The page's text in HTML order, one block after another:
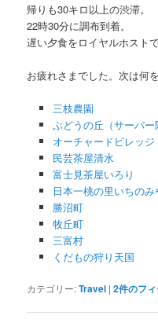
帰りも30キロ以上の渋滞。
22時30分に調布到着。
遅い夕食をロイヤルホスト
お疲れさまでした。次は何
三枝農園
ぶどうの丘（サーバー
オーチャードビレッジ
民芸茶屋清水
富士見茶屋いろり
日本一桃の里いちのみ
勝沼町
牧丘町
三富村
くだもの狩り天国
カテゴリー:Travel |2件のフ